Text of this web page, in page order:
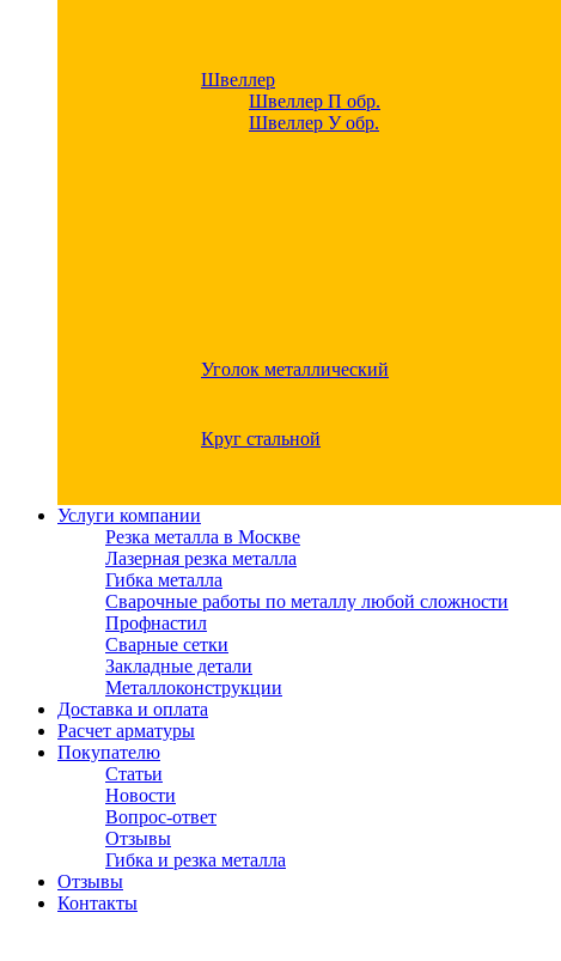
Швеллер
Швеллер П обр.
Швеллер У обр.
Уголок металлический
Круг стальной
Услуги компании
Резка металла в Москве
Лазерная резка металла
Гибка металла
Сварочные работы по металлу любой сложности
Профнастил
Сварные сетки
Закладные детали
Металлоконструкции
Доставка и оплата
Расчет арматуры
Покупателю
Статьи
Новости
Вопрос-ответ
Отзывы
Гибка и резка металла
Отзывы
Контакты